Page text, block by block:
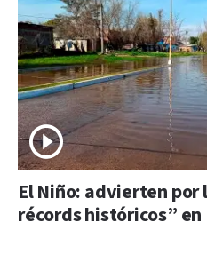
El Niño: advierten por
récords históricos” en